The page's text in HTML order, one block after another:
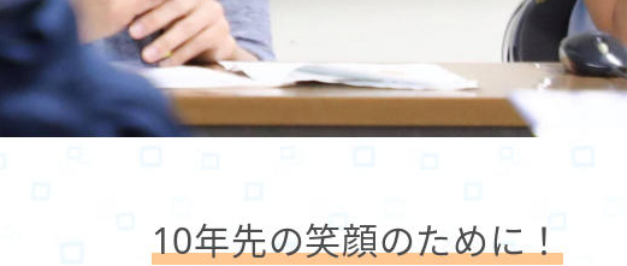
10年先の笑顔のために！